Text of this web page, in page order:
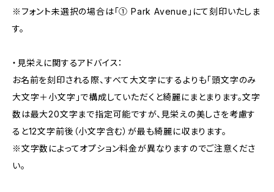
※フォント未選択の場合は「① Park Avenue」にて刻印いたしま
す。
・見栄えに関するアドバイス：
お名前を刻印される際、すべて大文字にするよりも「頭文字のみ
大文字＋小文字」で構成していただくと綺麗にまとまります。文字
数は最大20文字まで指定可能ですが、見栄えの美しさを考慮す
ると12文字前後（小文字含む）が最も綺麗に収まります。
※文字数によってオプション料金が異なりますのでご注意くださ
い。